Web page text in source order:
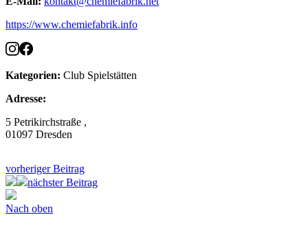
https://www.chemiefabrik.info
Kategorien: Club Spielstätten
Adresse:
5 Petrikirchstraße ,
01097 Dresden
vorheriger Beitrag
nächster Beitrag
Nach oben